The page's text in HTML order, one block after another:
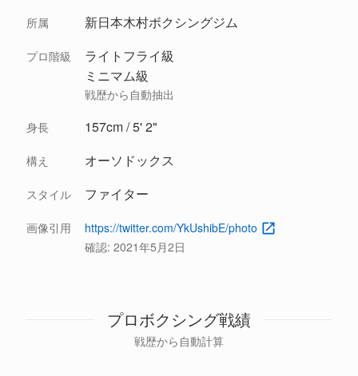
所属 新日本木村ボクシングジム
プロ階級
ライトフライ級
ミニマム級
戦歴から自動抽出
身長 157cm / 5' 2"
構え オーソドックス
スタイル ファイター
画像引用
https://twitter.com/YkUshibE/photo
確認: 2021年5月2日
プロボクシング戦績
戦歴から自動計算